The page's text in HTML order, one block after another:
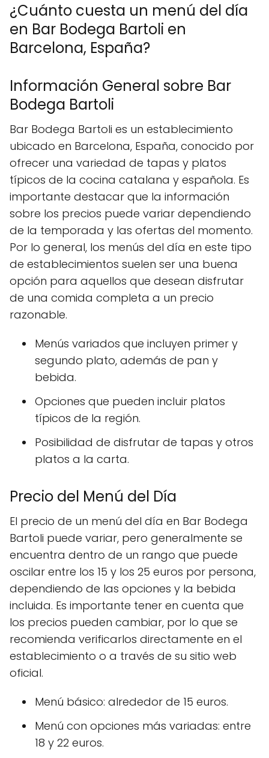
¿Cuánto cuesta un menú del día
en Bar Bodega Bartoli en
Barcelona, España?
Información General sobre Bar
Bodega Bartoli
Bar Bodega Bartoli es un establecimiento
ubicado en Barcelona, España, conocido por
ofrecer una variedad de tapas y platos
típicos de la cocina catalana y española. Es
importante destacar que la información
sobre los precios puede variar dependiendo
de la temporada y las ofertas del momento.
Por lo general, los menús del día en este tipo
de establecimientos suelen ser una buena
opción para aquellos que desean disfrutar
de una comida completa a un precio
razonable.
Menús variados que incluyen primer y
segundo plato, además de pan y
bebida.
Opciones que pueden incluir platos
típicos de la región.
Posibilidad de disfrutar de tapas y otros
platos a la carta.
Precio del Menú del Día
El precio de un menú del día en Bar Bodega
Bartoli puede variar, pero generalmente se
encuentra dentro de un rango que puede
oscilar entre los 15 y los 25 euros por persona,
dependiendo de las opciones y la bebida
incluida. Es importante tener en cuenta que
los precios pueden cambiar, por lo que se
recomienda verificarlos directamente en el
establecimiento o a través de su sitio web
oficial.
Menú básico: alrededor de 15 euros.
Menú con opciones más variadas: entre
18 y 22 euros.